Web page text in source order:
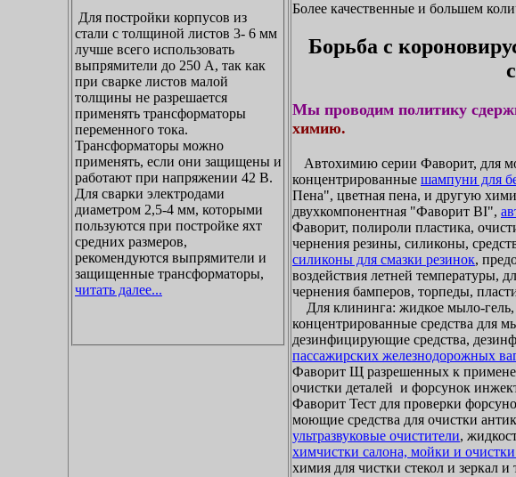
Для постройки корпусов из
стали с толщиной листов 3- 6 мм
лучше всего использовать
выпрямители до 250 А, так как
при сварке листов малой
толщины не разрешается
применять трансформаторы
переменного тока.
Трансформаторы можно
применять, если они защищены и
работают при напряжении 42 В.
Для сварки электродами
диаметром 2,5-4 мм, которыми
пользуются при постройке яхт
средних размеров,
рекомендуются выпрямители и
защищенные трансформаторы,
читать далее...
Более качественные и большем
Борьба с
Мы проводим политику
химию.
Автохимию серии Фаворит, для
концентрированные шампуни для
Пена", цветная пена, и другую
двухкомпонентная "Фаворит BI",
Фаворит, полироли пластика,
чернения резины, силиконы,
силиконы для смазки резинок,
воздействия летней температуры,
чернения бамперов, торпеды,
Для клининга: жидкое мыло-гель,
концентрированные средства для
дезинфицирующие средства,
пассажирских железнодорожных
Фаворит Щ разрешенных к
очистки деталей и форсунок
Фаворит Тест для проверки
моющие средства для очистки
ультразвуковые очистители,
химчистки салона, мойки и
химия для чистки стекол и зеркал и